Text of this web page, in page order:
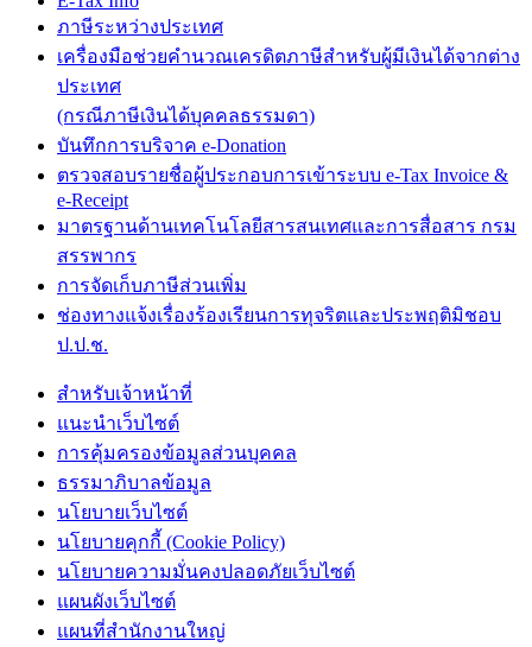
ภาษีระหว่างประเทศ
เครื่องมือช่วยคำนวณเครดิตภาษีสำหรับผู้มีเงินได้จากต่าง
ประเทศ
(กรณีภาษีเงินได้บุคคลธรรมดา)
บันทึกการบริจาค e-Donation
ตรวจสอบรายชื่อผู้ประกอบการเข้าระบบ e-Tax Invoice &
e-Receipt
มาตรฐานด้านเทคโนโลยีสารสนเทศและการสื่อสาร กรม
สรรพากร
การจัดเก็บภาษีส่วนเพิ่ม
ช่องทางแจ้งเรื่องร้องเรียนการทุจริตและประพฤติมิชอบ
ป.ป.ช.
สำหรับเจ้าหน้าที่
แนะนำเว็บไซต์
การคุ้มครองข้อมูลส่วนบุคคล
ธรรมาภิบาลข้อมูล
นโยบายเว็บไซต์
นโยบายคุกกี้ (Cookie Policy)
นโยบายความมั่นคงปลอดภัยเว็บไซต์
แผนผังเว็บไซต์
แผนที่สำนักงานใหญ่